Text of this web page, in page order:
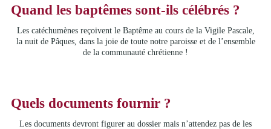
Quand les baptêmes sont-ils célébrés ?
Les catéchumènes reçoivent le Baptême au cours de la Vigile Pascale,
la nuit de Pâques, dans la joie de toute notre paroisse et de l’ensemble
de la communauté chrétienne !
Quels documents fournir ?
Les documents devront figurer au dossier mais n’attendez pas de les